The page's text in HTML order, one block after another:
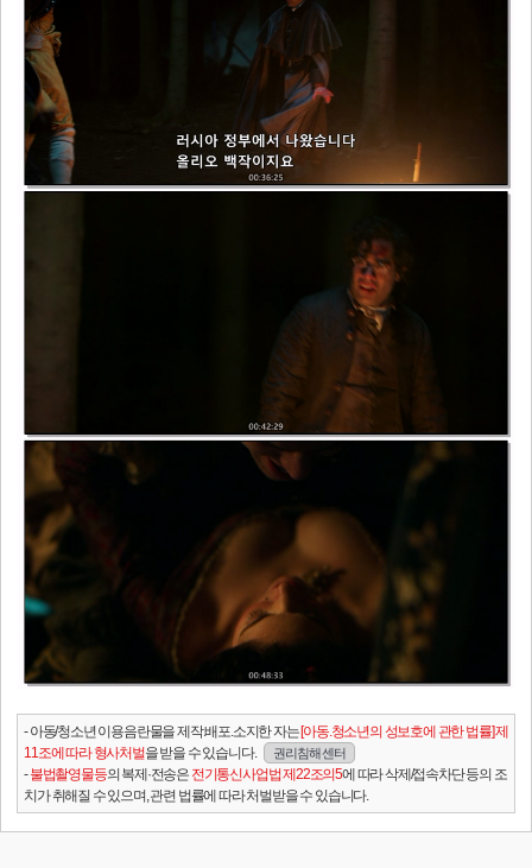
- 아동/청소년 이용음란물을 제작.배포.소지한 자는[아동.청소년의 성보호에 관한 법률] 제
11조에 따라 형사처벌을 받을 수 있습니다. 권리침해 센터
-불법촬영물등의 복제·전송은 전기통신사업법 제22조의5에 따라 삭제/접속차단 등의 조
치가 취해질 수 있으며, 관련 법률에 따라 처벌받을 수 있습니다.